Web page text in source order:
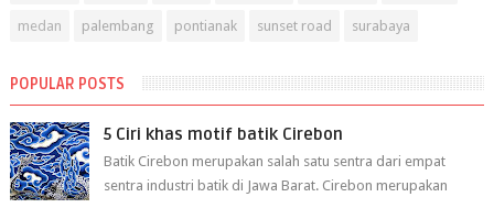
medan palembang pontianak sunset road surabaya
POPULAR POSTS
5 Ciri khas motif batik Cirebon
Batik Cirebon merupakan salah satu sentra dari empat
sentra industri batik di Jawa Barat. Cirebon merupakan